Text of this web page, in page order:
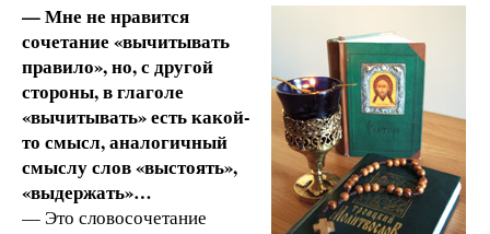
— Мне не нравится
сочетание «вычитывать
правило», но, с другой
стороны, в глаголе
«вычитывать» есть какой-
то смысл, аналогичный
смыслу слов «выстоять»,
«выдержать»…
— Это словосочетание